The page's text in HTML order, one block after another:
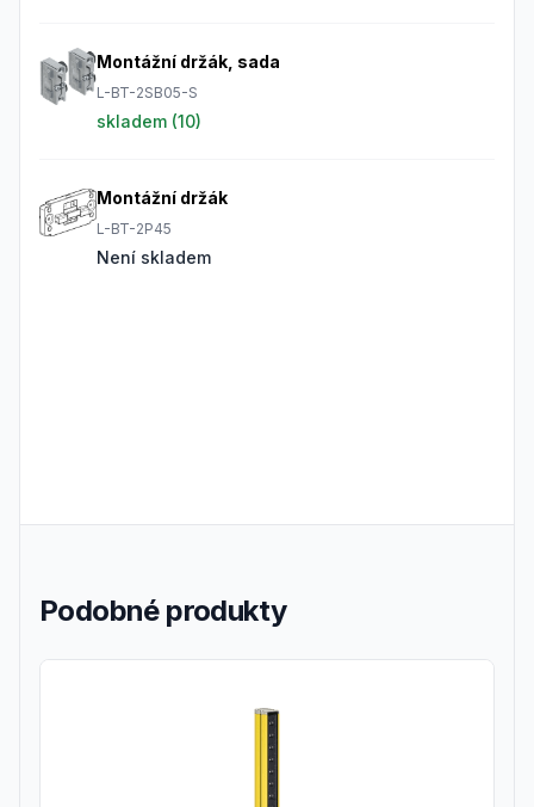
Montážní držák, sada
L-BT-2SB05-S
skladem (10)
Montážní držák
L-BT-2P45
Není skladem
Podobné produkty